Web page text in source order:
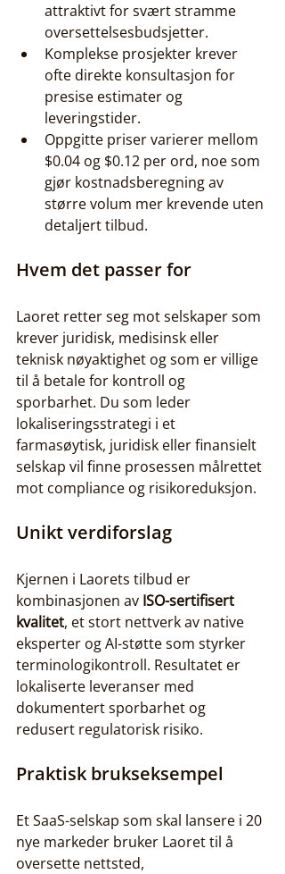
attraktivt for svært stramme
oversettelsesbudsjetter.
Komplekse prosjekter krever
ofte direkte konsultasjon for
presise estimater og
leveringstider.
Oppgitte priser varierer mellom
$0.04 og $0.12 per ord, noe som
gjør kostnadsberegning av
større volum mer krevende uten
detaljert tilbud.
Hvem det passer for
Laoret retter seg mot selskaper som
krever juridisk, medisinsk eller
teknisk nøyaktighet og som er villige
til å betale for kontroll og
sporbarhet. Du som leder
lokaliseringsstrategi i et
farmasøytisk, juridisk eller finansielt
selskap vil finne prosessen målrettet
mot compliance og risikoreduksjon.
Unikt verdiforslag
Kjernen i Laorets tilbud er
kombinasjonen av ISO-sertifisert
kvalitet, et stort nettverk av native
eksperter og AI-støtte som styrker
terminologikontroll. Resultatet er
lokaliserte leveranser med
dokumentert sporbarhet og
redusert regulatorisk risiko.
Praktisk brukseksempel
Et SaaS-selskap som skal lansere i 20
nye markeder bruker Laoret til å
oversette nettsted,